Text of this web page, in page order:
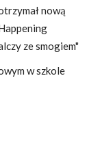
nową
ze smogiem"
w szkole